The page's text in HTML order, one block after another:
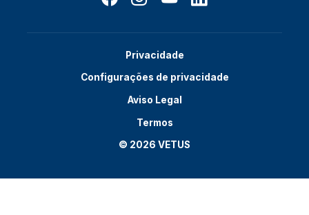
Privacidade
Configurações de privacidade
Aviso Legal
Termos
© 2026 VETUS